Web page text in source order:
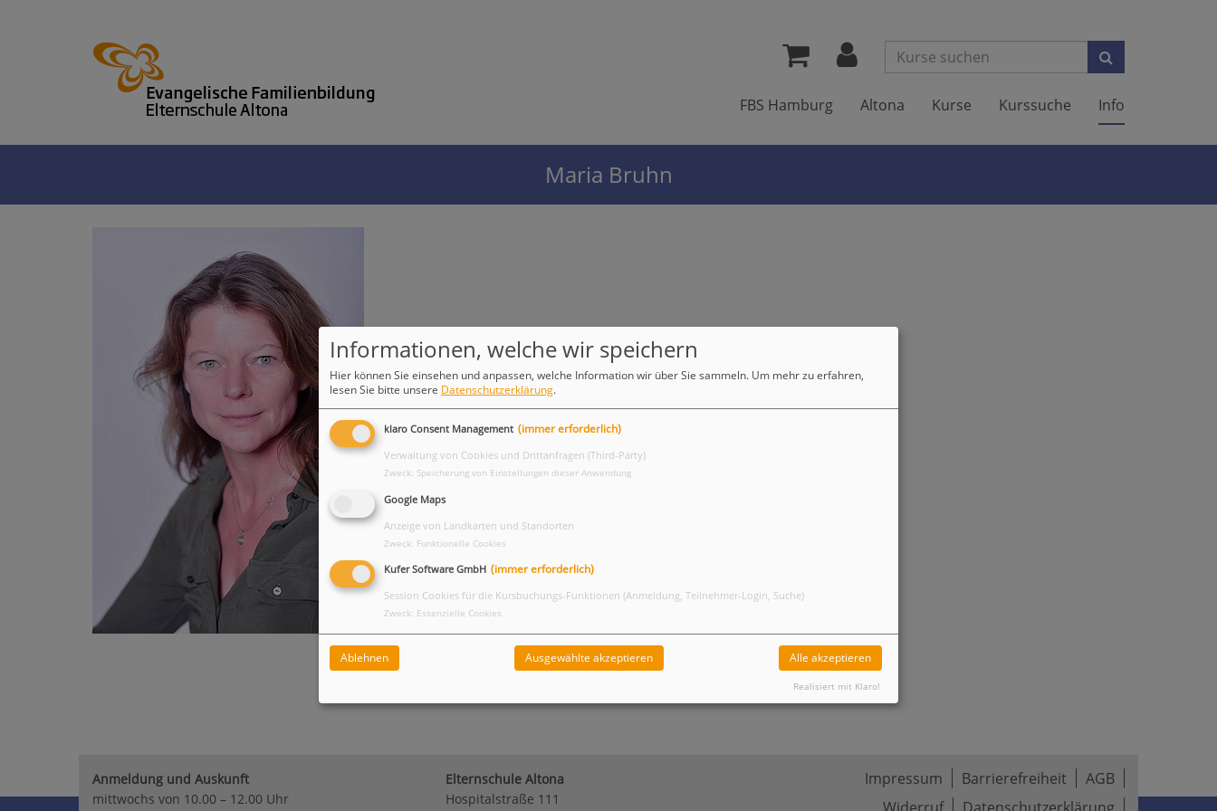
Suchen
FBS Hamburg Altona Kurse Kurssuche Info
Maria Bruhn
Anmeldung und Auskunft
mittwochs von 10.00 – 12.00 Uhr
Elternschule Altona
Hospitalstraße 111
Impressum Barrierefreiheit
AGB
Informationen, welche wir speichern
Hier können Sie einsehen und anpassen, welche Information wir über Sie sammeln. Um mehr zu erfahren,
lesen Sie bitte unsere Datenschutzerklärung.
klaro Consent Management (immer erforderlich)
Verwaltung von Cookies und Drittanfragen (Third-Party)
Zweck: Speicherung von Einstellungen dieser Anwendung
Google Maps
Anzeige von Landkarten und Standorten
Zweck: Funktionelle Cookies
Kufer Software GmbH (immer erforderlich)
Session Cookies für die Kursbuchungs-Funktionen (Anmeldung, Teilnehmer-Login, Suche)
Zweck: Essenzielle Cookies
Ablehnen Ausgewählte akzeptieren Alle akzeptieren
Realisiert mit Klaro!